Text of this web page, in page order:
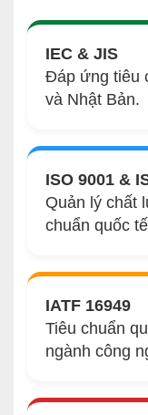
IEC & JIS
Đáp ứng tiêu
và Nhật Bản.
ISO 9001 &
Quản lý chất
chuẩn quốc
IATF 16949
Tiêu chuẩn
ngành công